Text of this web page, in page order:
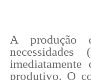
A produção
produtivo. O